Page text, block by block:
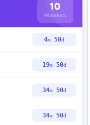
10
PASARAN
4m 49d
19m49d
34m49d
34m49d